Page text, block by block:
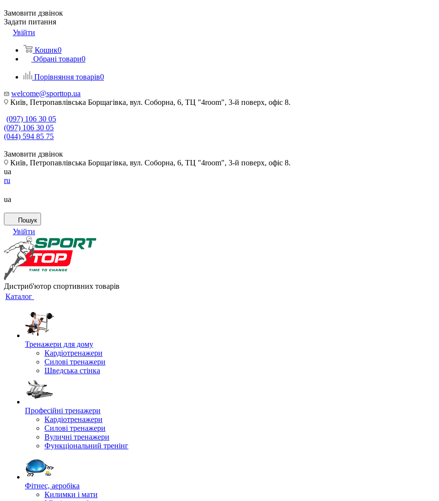
Замовити дзвінок
Задати питання
Увійти
Кошик0
Обрані товари0
Порівняння товарів0
welcome@sporttop.ua
Київ, Петропавлівська Борщагівка, вул. Соборна, 6, ТЦ "4room", 3-й поверх, офіс 8.
(097) 106 30 05
(097) 106 30 05
(044) 594 85 75
Замовити дзвінок
Київ, Петропавлівська Борщагівка, вул. Соборна, 6, ТЦ "4room", 3-й поверх, офіс 8.
ua
ru
ua
Пошук
Увійти
Дистриб'ютор спортивних товарів
Каталог
Тренажери для дому
Кардіотренажери
Силові тренажери
Шведська стінка
Професійні тренажери
Кардіотренажери
Силові тренажери
Вуличні тренажери
Функціональний тренінг
Фітнес, аеробіка
Килимки і мати